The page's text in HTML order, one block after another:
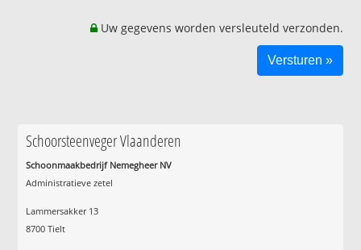
Uw gegevens worden versleuteld verzonden.
Schoorsteenveger Vlaanderen
Schoonmaakbedrijf Nemegheer NV
Administratieve zetel
Lammersakker 13
8700 Tielt